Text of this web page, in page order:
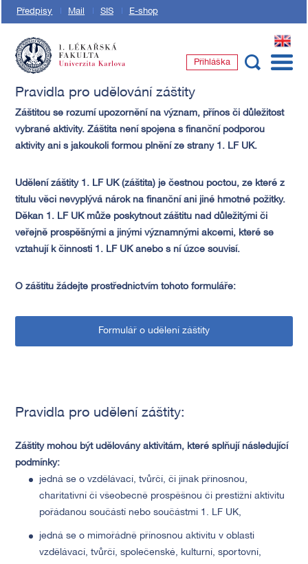
Předpisy Mail SIS E-shop
EN
Přihláška
Pravidla pro udělování záštity
Záštitou se rozumí upozornění na význam, přínos či důležitost
vybrané aktivity. Záštita není spojena s finanční podporou
aktivity ani s jakoukoli formou plnění ze strany 1. LF UK.
Udělení záštity 1. LF UK (záštita) je čestnou poctou, ze které z
titulu věci nevyplývá nárok na finanční ani jiné hmotné požitky.
Děkan 1. LF UK může poskytnout záštitu nad důležitými či
veřejně prospěšnými a jinými významnými akcemi, které se
vztahují k činnosti 1. LF UK anebo s ní úzce souvisí.
O záštitu žádejte prostřednictvím tohoto formuláře:
Formulář o udělení záštity
Pravidla pro udělení záštity:
Záštity mohou být udělovány aktivitám, které splňují následující
podmínky:
jedná se o vzdělávací, tvůrčí, či jinak přínosnou,
charitativní či všeobecně prospěšnou či prestižní aktivitu
pořádanou součástí nebo součástmi 1. LF UK,
jedná se o mimořádně přínosnou aktivitu v oblasti
vzdělávací, tvůrčí, společenské, kulturní, sportovní,